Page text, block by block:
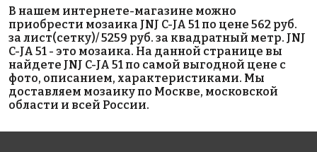
Rose AJ 85+6
327x327
Rose WJ 95(3)
327x327
Rose CWJ
34(2)
327x327
В нашем интернете-магазине можно
приобрести мозаика JNJ C-JA 51 по цене 562 руб.
за лист(сетку)/ 5259 руб. за квадратный метр. JNJ
C-JA 51 - это мозаика. На данной странице вы
найдете JNJ C-JA 51 по самой выгодной цене с
фото, описанием, характеристиками. Мы
доставляем мозаику по Москве, московской
области и всей России.